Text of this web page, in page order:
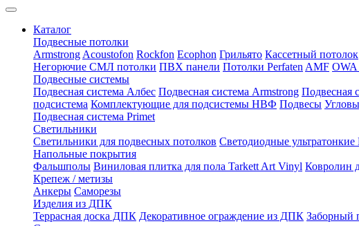
Каталог
Подвесные потолки
Armstrong Acoustofon Rockfon Ecophon Грильято Кассетный потолок
Негорючие СМЛ потолки ПВХ панели Потолки Perfaten AMF
Подвесные системы
Подвесная система Албес Подвесная система Armstrong Подвесная
подсистема Комплектующие для подсистемы НВФ Подвесы
Подвесная система Primet
Светильники
Светильники для подвесных потолков Светодиодные ультратонкие
Напольные покрытия
Фальшполы Виниловая плитка для пола Tarkett Art Vinyl Ковролин
Крепеж / метизы
Анкеры Саморезы
Изделия из ДПК
Террасная доска ДПК Декоративное ограждение из ДПК Заборный